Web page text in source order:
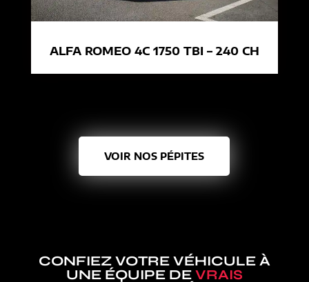
ALFA ROMEO 4C 1750 TBI – 240 CH
VOIR NOS PÉPITES
CONFIEZ VOTRE VÉHICULE À
UNE ÉQUIPE DE VRAIS